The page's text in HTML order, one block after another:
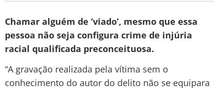
Chamar alguém de ‘viado’, mesmo que essa
pessoa não seja configura crime de injúria
racial qualificada preconceituosa.
“A gravação realizada pela vítima sem o
conhecimento do autor do delito não se equipara